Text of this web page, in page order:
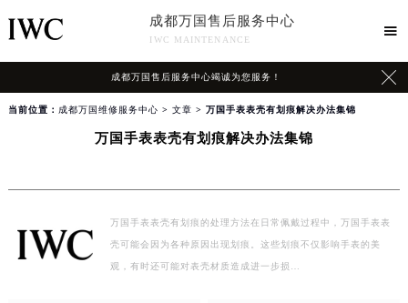
成都万国售后服务中心
IWC MAINTENANCE

成都万国售后服务中心竭诚为您服务！ 
当前位置： 成都万国维修服务中心 > 文章 > 万国手表表壳有划痕解决办法集锦
万国手表表壳有划痕解决办法集锦
万国手表表壳有划痕的处理方法在日常佩戴过程中，万国手表表
壳可能会因为各种原因出现划痕。这些划痕不仅影响手表的美
观，有时还可能对表壳材质造成进一步损…